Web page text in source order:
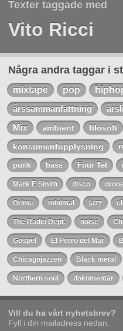
Texter taggade med
Vito Ricci
Några andra taggar i
mixtape pop
årssammanfattning
Mix
ambient filosofi
konsumentupplysning
punk bass Four Tet
Mark E Smith disco
Grime minimal jazz
The Radio Dept. noise
Gospel El Perro del Mar
Chicagojazzen Black metal
Northern soul dokumentär
Vill du ha vårt nyhetsbrev?
Fyll i din mailadress nedan.